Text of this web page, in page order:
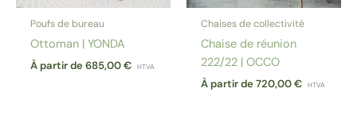
Poufs de bureau
Ottoman | YONDA
À partir de685,00€ HTVA
Chaises de collectivité
Chaise de réunion
222/22 | OCCO
À partir de720,00€ HTVA